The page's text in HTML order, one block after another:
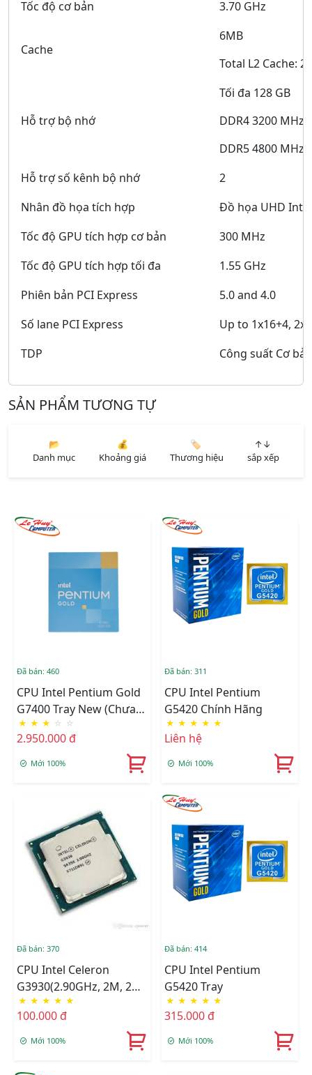
Tốc độ cơ bản 3.70 GHz
Cache
6MB
Total L2 Cache:
Hỗ trợ bộ nhớ
Tối đa 128 GB
DDR4 3200 MHz
DDR5 4800 MHz
Hỗ trợ số kênh bộ nhớ
2
Nhân đồ họa tích hợp
Đồ họa UHD
Tốc độ GPU tích hợp cơ bản
300 MHz
Tốc độ GPU tích hợp tối đa
1.55 GHz
Phiên bản PCI Express
5.0 and 4.0
Số lane PCI Express
Up to 1x16+4,
TDP
Công suất Cơ
SẢN PHẨM TƯƠNG TỰ
📂
Danh mục
💰
Khoảng giá
🏷️
Thương hiệu
↑↓
sắp xếp
Đã bán: 460
CPU Intel Pentium Gold
G7400 Tray New (chưa
Fan)
★ ★ ★ ☆ ☆
2.950.000 đ
Mới 100%
Đã bán: 311
CPU Intel Pentium
G5420 Chính Hãng
★ ★ ★ ★ ★
Liên hệ
Mới 100%
Đã bán: 370
CPU Intel Celeron
G3930(2.90GHz, 2M, 2
Cores 2 Threads) TRAY
★ ★ ★ ★ ★
100.000 đ
Mới 100%
Đã bán: 414
CPU Intel Pentium
G5420 Tray
★ ★ ★ ★ ★
315.000 đ
Mới 100%